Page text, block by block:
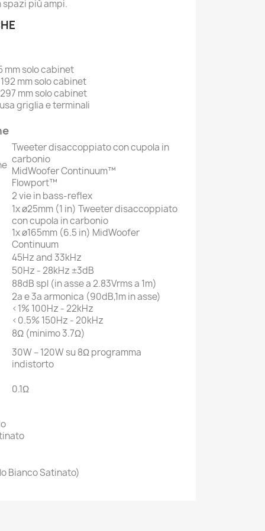
spazi più ampi.
mm solo cabinet
mm solo cabinet
mm solo cabinet
griglia e terminali
Tweeter disaccoppiato con cupola in
carbonio
MidWoofer Continuum™
Flowport™
2 vie in bass-reflex
1x ø25mm (1 in) Tweeter disaccoppiato
con cupola in carbonio
1x ø165mm (6.5 in) MidWoofer
Continuum
45Hz and 33kHz
50Hz - 28kHz ±3dB
88dB spl (in asse a 2.83Vrms a 1m)
2a e 3a armonica (90dB,1m in asse)
<1% 100Hz - 22kHz
<0.5% 150Hz - 20kHz
8Ω (minimo 3.7Ω)
30W – 120W su 8Ω programma
indistorto
0.1Ω
Bianco Satinato)